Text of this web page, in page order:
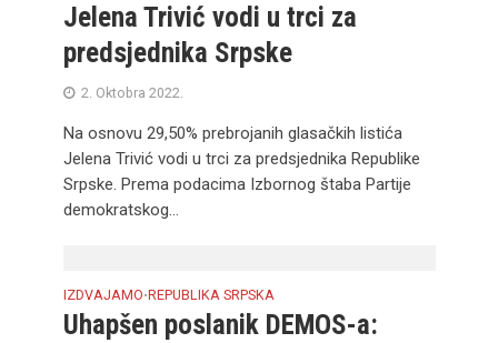
Jelena Trivić vodi u trci za
predsjednika Srpske
2. Oktobra 2022.
Na osnovu 29,50% prebrojanih glasačkih listića
Jelena Trivić vodi u trci za predsjednika Republike
Srpske. Prema podacima Izbornog štaba Partije
demokratskog...
IZDVAJAMO•REPUBLIKA SRPSKA
Uhapšen poslanik DEMOS-a: